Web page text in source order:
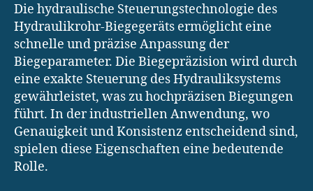
Die hydraulische Steuerungstechnologie des
Hydraulikrohr-Biegegeräts ermöglicht eine
schnelle und präzise Anpassung der
Biegeparameter. Die Biegepräzision wird durch
eine exakte Steuerung des Hydrauliksystems
gewährleistet, was zu hochpräzisen Biegungen
führt. In der industriellen Anwendung, wo
Genauigkeit und Konsistenz entscheidend sind,
spielen diese Eigenschaften eine bedeutende
Rolle.